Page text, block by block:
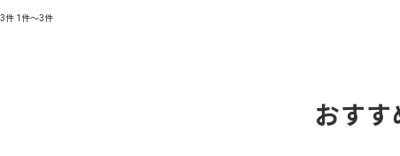
3件 1件～3件
おすす